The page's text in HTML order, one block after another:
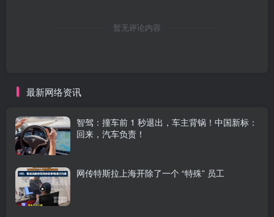
暂无评论内容
最新网络资讯
智驾：撞车前 1 秒退出，车主背锅！中国新标：
回来，汽车负责！
网传特斯拉上海开除了一个 “特殊” 员工